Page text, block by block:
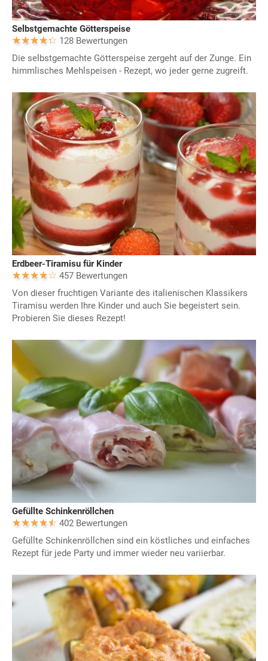
Selbstgemachte Götterspeise
128 Bewertungen
Die selbstgemachte Götterspeise zergeht auf der Zunge. Ein
himmlisches Mehlspeisen - Rezept, wo jeder gerne zugreift.
Erdbeer-Tiramisu für Kinder
457 Bewertungen
Von dieser fruchtigen Variante des italienischen Klassikers
Tiramisu werden Ihre Kinder und auch Sie begeistert sein.
Probieren Sie dieses Rezept!
Gefüllte Schinkenröllchen
402 Bewertungen
Gefüllte Schinkenröllchen sind ein köstliches und einfaches
Rezept für jede Party und immer wieder neu variierbar.